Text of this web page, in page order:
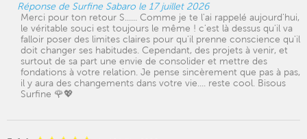
Réponse de Surfine Sabaro le 17 juillet 2026
Merci pour ton retour S...... Comme je te l'ai rappelé aujourd'hui,
le véritable souci est toujours le même ! c'est là dessus qu'il va
falloir poser des limites claires pour qu'il prenne conscience qu'il
doit changer ses habitudes. Cependant, des projets à venir, et
surtout de sa part une envie de consolider et mettre des
fondations à votre relation. Je pense sincèrement que pas à pas,
il y aura des changements dans votre vie.... reste cool. Bisous
Surfine 🌹💖